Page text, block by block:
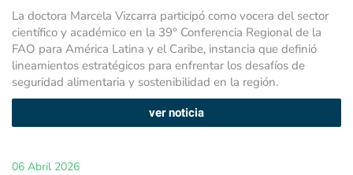
La doctora Marcela Vizcarra participó como vocera del sector
científico y académico en la 39° Conferencia Regional de la
FAO para América Latina y el Caribe, instancia que definió
lineamientos estratégicos para enfrentar los desafíos de
seguridad alimentaria y sostenibilidad en la región.
ver noticia
06 Abril 2026